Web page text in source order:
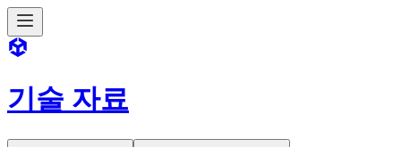
기술 자료